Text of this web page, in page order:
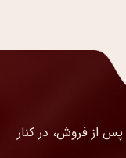
از فروش، در کنار